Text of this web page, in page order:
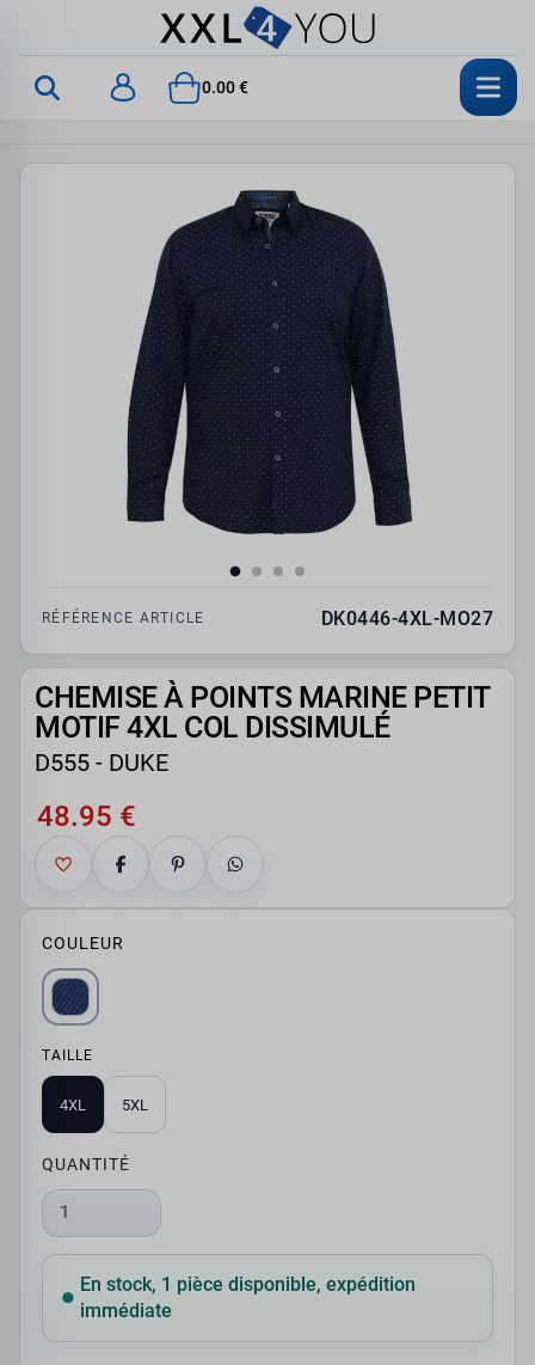
0.00 €
RÉFÉRENCE ARTICLE DK0446-4XL-MO27
CHEMISE À POINTS MARINE PETIT
MOTIF 4XL COL DISSIMULÉ
D555 - DUKE
48.95 €
COULEUR
TAILLE
4XL 5XL
QUANTITÉ
1
En stock, 1 pièce disponible, expédition
immédiate